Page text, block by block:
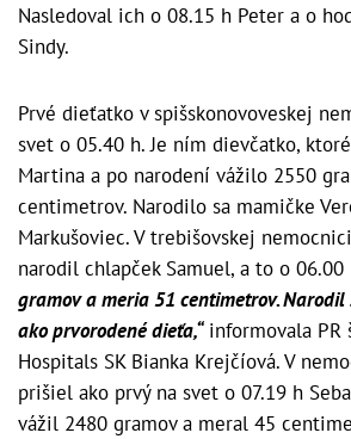
Nasledoval ich o 08.15 h Peter a o
Sindy.
Prvé dieťatko v spišskonovoveskej
svet o 05.40 h. Je ním dievčatko,
Martina a po narodení vážilo 2550
centimetrov. Narodilo sa mamičke
Markušoviec. V trebišovskej
narodil chlapček Samuel, a to o 06.00
gramov a meria 51 centimetrov.
ako prvorodené dieťa,“informovala PR
Hospitals SK Bianka Krejčíová. V
prišiel ako prvý na svet o 07.19 h
vážil 2480 gramov a meral 45